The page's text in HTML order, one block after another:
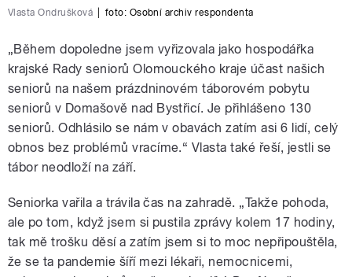
Vlasta Ondrušková foto: Osobní archiv respondenta
„Během dopoledne jsem vyřizovala jako hospodářka
krajské Rady seniorů Olomouckého kraje účast našich
seniorů na našem prázdninovém táborovém pobytu
seniorů v Domašově nad Bystřicí. Je přihlášeno 130
seniorů. Odhlásilo se nám v obavách zatím asi 6 lidí, celý
obnos bez problémů vracíme.“ Vlasta také řeší, jestli se
tábor neodloží na září.
Seniorka vařila a trávila čas na zahradě. „Takže pohoda,
ale po tom, když jsem si pustila zprávy kolem 17 hodiny,
tak mě trošku děsí a zatím jsem si to moc nepřipouštěla,
že se ta pandemie šíří mezi lékaři, nemocnicemi,